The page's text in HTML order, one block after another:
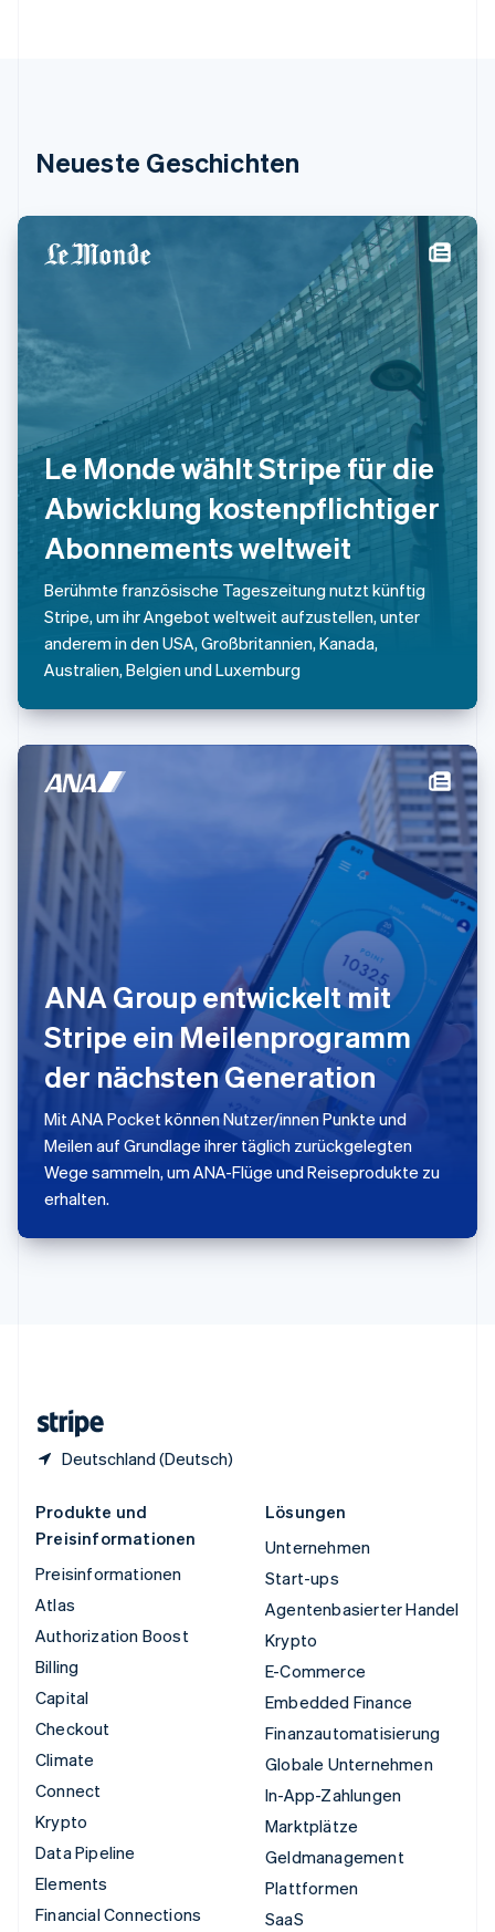
Neueste Geschichten
Le Monde wählt Stripe für die
Abwicklung kostenpflichtiger
Abonnements weltweit
Berühmte französische Tageszeitung nutzt künftig
Stripe, um ihr Angebot weltweit aufzustellen, unter
anderem in den USA, Großbritannien, Kanada,
Australien, Belgien und Luxemburg
ANA Group entwickelt mit
Stripe ein Meilenprogramm
der nächsten Generation
Mit ANA Pocket können Nutzer/innen Punkte und
Meilen auf Grundlage ihrer täglich zurückgelegten
Wege sammeln, um ANA-Flüge und Reiseprodukte zu
erhalten.
Deutschland (Deutsch)
English
English
Malta
Mexiko
Español English
Neuseeland
English
Niederlande
Nederlands
Norwegen
Österreich
Deutsch English
Polen
English
Portugal
PortuguêsEnglish
English
Schweden
Svenska
Schweiz
Deutsch
Singapur
English
English
Sonderverwaltungsregion Hongkong,
China
English 简体中文
Spanien
Thailand
ไทยEnglish
Tschechische Republik
English
Ungarn
Vereinigte Arabische Emirate
Produkte und
Preisinformationen
Preisinformationen
Atlas
Authorization Boost
Billing
Capital
Checkout
Climate
Connect
Krypto
Data Pipeline
Elements
Financial Connections
Lösungen
Unternehmen
Start-ups
Agentenbasierter Handel
Krypto
E-Commerce
Embedded Finance
Finanzautomatisierung
Globale Unternehmen
In-App-Zahlungen
Marktplätze
Geldmanagement
Plattformen
SaaS